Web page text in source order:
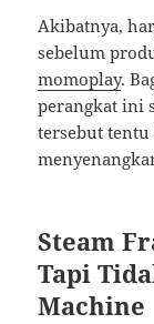
Akibatnya,
sebelum
momoplay.
perangkat ini
tersebut
Steam
Tapi
Machine